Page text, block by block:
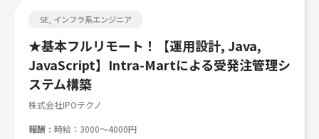
SE, インフラ系エンジニア
★基本フルリモート！【運用設計, Java,
JavaScript】Intra-Martによる受発注管理シ
ステム構築
株式会社IPOテクノ
報酬
時給：3000～4000円